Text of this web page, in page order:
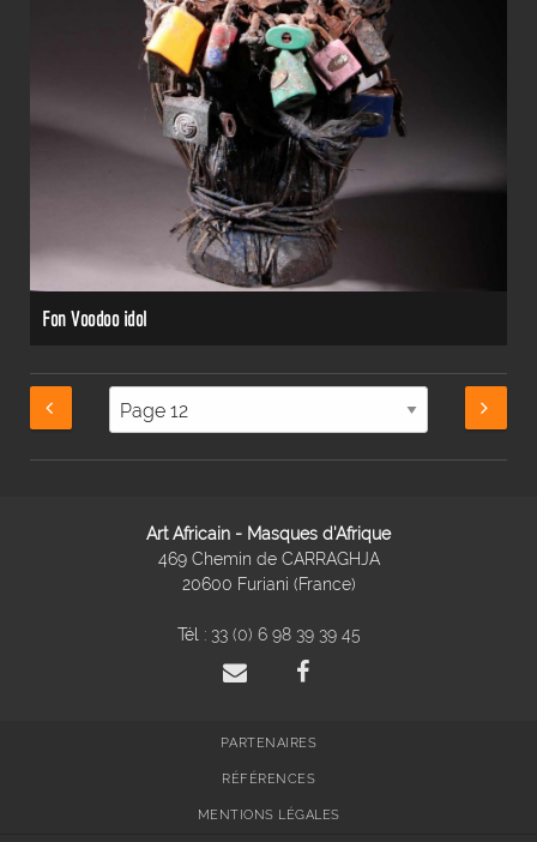
Fon Voodoo idol
Art Africain - Masques d'Afrique
469 Chemin de CARRAGHJA
20600 Furiani (France)
Tél : 33 (0) 6 98 39 39 45
PARTENAIRES
RÉFÉRENCES
MENTIONS LÉGALES